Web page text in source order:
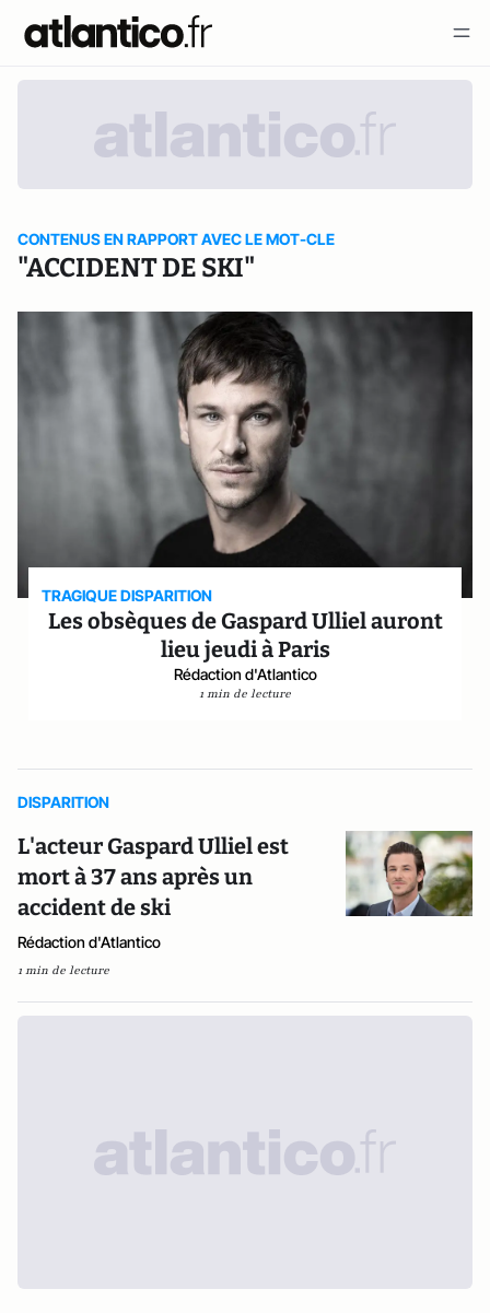
CONTENUS EN RAPPORT AVEC LE MOT-CLE
"ACCIDENT DE SKI"
TRAGIQUE DISPARITION
Les obsèques de Gaspard Ulliel auront
lieu jeudi à Paris
Rédaction d'Atlantico
1 min de lecture
DISPARITION
L'acteur Gaspard Ulliel est
mort à 37 ans après un
accident de ski
Rédaction d'Atlantico
1 min de lecture